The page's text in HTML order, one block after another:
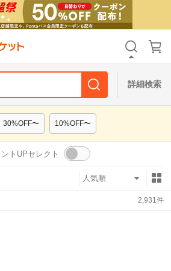
詳細検索
30%OFF〜 10%OFF〜
トUPセレクト
2,931件
すべて
すべて
すべて
タイムセール
て ポイントUPセレクトのみ
リセット
すべて
すべて
すべて
タイムセール
て ポイントUPセレクトのみ